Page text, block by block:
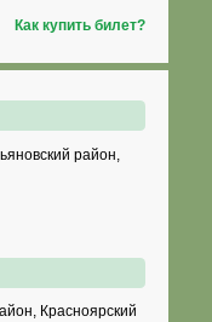
Как купить билет?
район,
Красноярский